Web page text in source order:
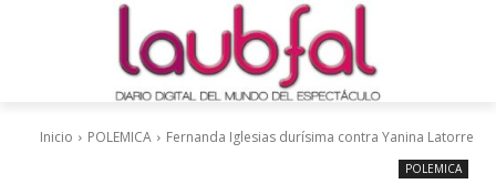
Inicio POLEMICA Fernanda Iglesias durísima contra Yanina Latorre
POLEMICA